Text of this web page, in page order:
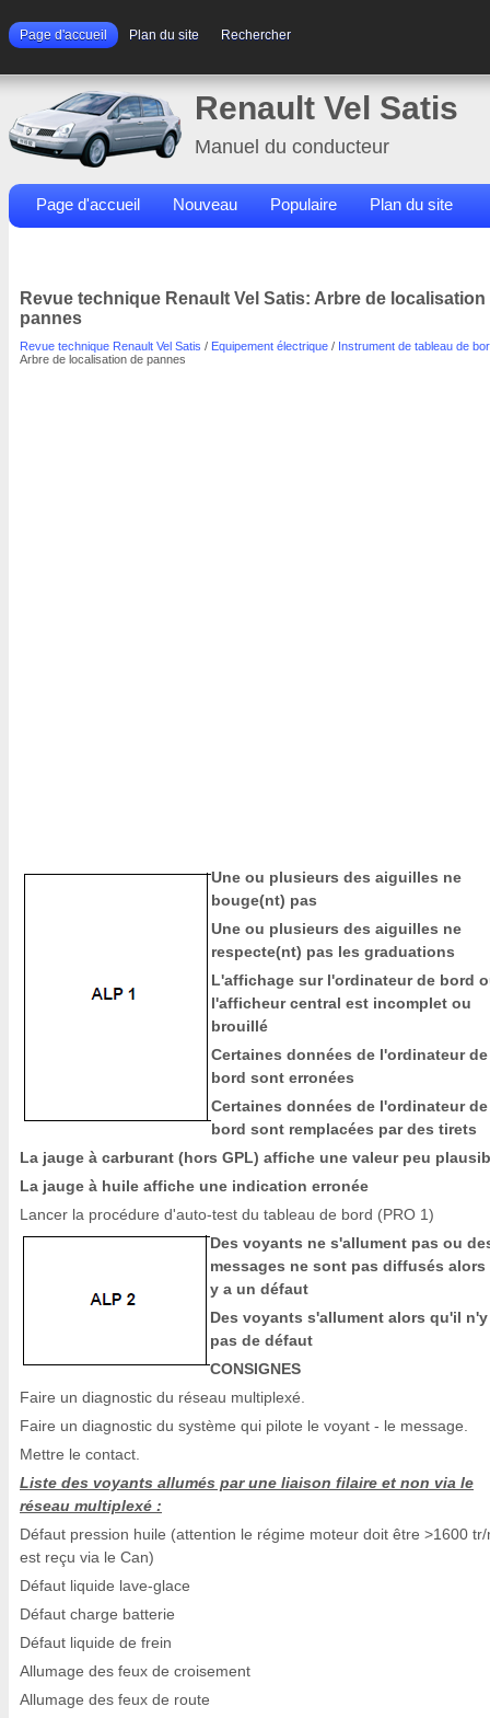
Page d'accueil Plan du site Rechercher
Renault Vel Satis
Manuel du conducteur
Page d'accueil Nouveau Populaire Plan du site
Revue technique Renault Vel Satis: Arbre de localisation
pannes
Revue technique Renault Vel Satis / Equipement électrique / Instrument de tableau de
Arbre de localisation de pannes
Une ou plusieurs des aiguilles ne
bouge(nt) pas
Une ou plusieurs des aiguilles ne
respecte(nt) pas les graduations
L'affichage sur l'ordinateur de bord
l'afficheur central est incomplet ou
brouillé
Certaines données de l'ordinateur de
bord sont erronées
Certaines données de l'ordinateur de
bord sont remplacées par des tirets
La jauge à carburant (hors GPL) affiche une valeur peu
La jauge à huile affiche une indication erronée
Lancer la procédure d'auto-test du tableau de bord (PRO 1)
Des voyants ne s'allument pas ou
messages ne sont pas diffusés
y a un défaut
Des voyants s'allument alors qu'il n'y
pas de défaut
CONSIGNES
Faire un diagnostic du réseau multiplexé.
Faire un diagnostic du système qui pilote le voyant - le message.
Mettre le contact.
Liste des voyants allumés par une liaison filaire et non via le
réseau multiplexé :
Défaut pression huile (attention le régime moteur doit être >1600 tr/
est reçu via le Can)
Défaut liquide lave-glace
Défaut charge batterie
Défaut liquide de frein
Allumage des feux de croisement
Allumage des feux de route